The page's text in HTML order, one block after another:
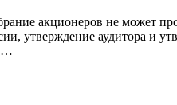
акционеров не может
утверждение аудитора и